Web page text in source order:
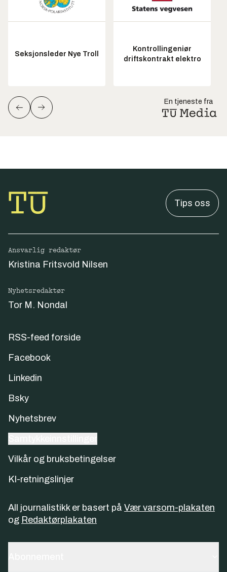
Seksjonsleder Nye Troll
Kontrollingeniør
driftskontrakt elektro
En tjeneste fra
Tips oss
Ansvarlig redaktør
Kristina Fritsvold Nilsen
Nyhetsredaktør
Tor M. Nondal
RSS-feed forside
Facebook
Linkedin
Bsky
Nyhetsbrev
Vilkår og bruksbetingelser
KI-retningslinjer
All journalistikk er basert på Vær varsom-plakaten
og Redaktørplakaten